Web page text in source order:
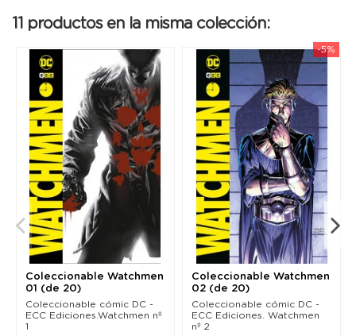
hace dudar, incluso, que el protagonista llegue con
vida a la próxima década para seguir escribiendo el
diario con cuyos impactantes pasajes Alan Moore y
Dave Gibbons abren el capítulo inicial de Watchmen.
11 productos en la misma colección:
Coleccionable Watchmen
01 (de 20)
Coleccionable cómic DC -
ECC Ediciones.Watchmen nº
1
-5%
Coleccionable Watchmen
02 (de 20)
Coleccionable cómic DC -
ECC Ediciones. Watchmen
nº 2